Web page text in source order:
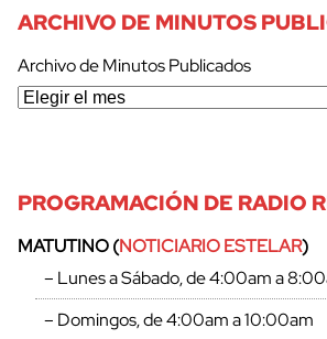
ARCHIVO DE MINUTOS
Archivo de Minutos Publicados
PROGRAMACIÓN DE RADIO
MATUTINO (NOTICIARIO ESTELAR)
– Lunes a Sábado, de 4:00am a
– Domingos, de 4:00am a 10:00am